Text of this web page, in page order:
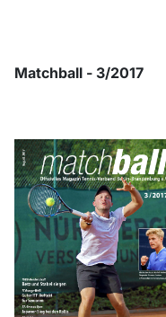
Matchball - 3/2017